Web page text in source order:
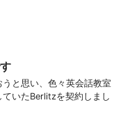
と思い、色々英会話教室
いたBerlitzを契約しまし